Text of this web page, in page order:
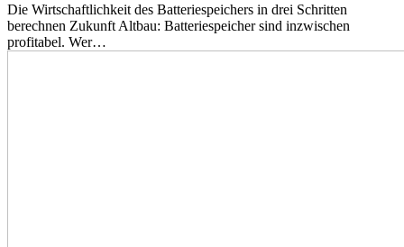
Die Wirtschaftlichkeit des Batteriespeichers in drei Schritten
berechnen Zukunft Altbau: Batteriespeicher sind inzwischen
profitabel. Wer…